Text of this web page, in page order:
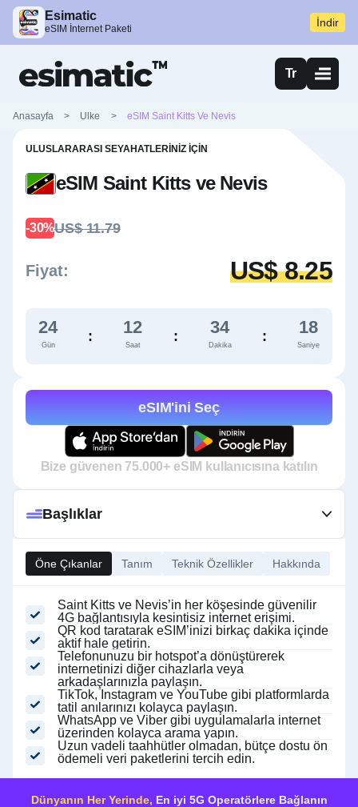
Esimatic
eSIM İnternet Paketi İndir
Tr
Anasayfa > Ulke > eSIM Saint Kitts Ve Nevis
ULUSLARARASI SEYAHATLERINIZ İÇIN
eSIM Saint Kitts ve Nevis
-30%US$ 11.79
Fiyat: US$ 8.25
24
Gün
: 12
Saat
: 34
Dakika
: 17
Saniye
eSIM'ini Seç
Bize güvenen 75.000+ eSIM kullanıcısına katılın
Öne Çıkanlar Tanım Teknik Özellikler Hakkında
Saint Kitts ve Nevis’in her köşesinde güvenilir
4G bağlantısıyla kesintisiz internet erişimi.
QR kod taratarak eSIM’inizi birkaç dakika içinde
aktif hale getirin.
Telefonunuzu bir hotspot’a dönüştürerek
internetinizi diğer cihazlarla veya
arkadaşlarınızla paylaşın.
TikTok, Instagram ve YouTube gibi platformlarda
tatil anılarınızı kolayca paylaşın.
WhatsApp ve Viber gibi uygulamalarla internet
üzerinden kolayca arama yapın.
Uzun vadeli taahhütler olmadan, bütçe dostu ön
ödemeli veri paketlerini tercih edin.
Başlıklar
Dünyanın Her Yerinde, En iyi 5G Operatörlere Bağlanın